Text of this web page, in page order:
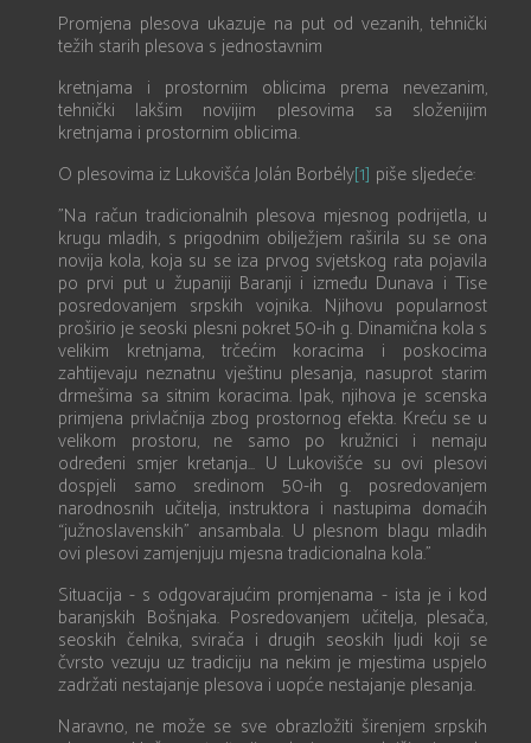
Promjena plesova ukazuje na put od vezanih, tehnički
težih starih plesova s jednostavnim
kretnjama i prostornim oblicima prema nevezanim,
tehnički lakšim novijim plesovima sa složenijim
kretnjama i prostornim oblicima.
O plesovima iz Lukovišća Jolán Borbély[1] piše sljedeće:
”Na račun tradicionalnih plesova mjesnog podrijetla, u
krugu mladih, s prigodnim obilježjem raširila su se ona
novija kola, koja su se iza prvog svjetskog rata pojavila
po prvi put u županiji Baranji i između Dunava i Tise
posredovanjem srpskih vojnika. Njihovu popularnost
proširio je seoski plesni pokret 50-ih g. Dinamična kola s
velikim kretnjama, trčećim koracima i poskocima
zahtijevaju neznatnu vještinu plesanja, nasuprot starim
drmešima sa sitnim koracima. Ipak, njihova je scenska
primjena privlačnija zbog prostornog efekta. Kreću se u
velikom prostoru, ne samo po kružnici i nemaju
određeni smjer kretanja... U Lukovišće su ovi plesovi
dospjeli samo sredinom 50-ih g. posredovanjem
narodnosnih učitelja, instruktora i nastupima domaćih
“južnoslavenskih” ansambala. U plesnom blagu mladih
ovi plesovi zamjenjuju mjesna tradicionalna kola.”
Situacija - s odgovarajućim promjenama - ista je i kod
baranjskih Bošnjaka. Posredovanjem učitelja, plesača,
seoskih čelnika, svirača i drugih seoskih ljudi koji se
čvrsto vezuju uz tradiciju na nekim je mjestima uspjelo
zadržati nestajanje plesova i uopće nestajanje plesanja.
Naravno, ne može se sve obrazložiti širenjem srpskih